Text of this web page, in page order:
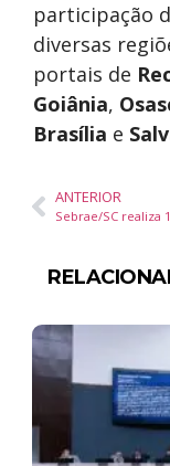
participação
diversas
portais de
Goiânia,
Brasília e
ANTERIOR